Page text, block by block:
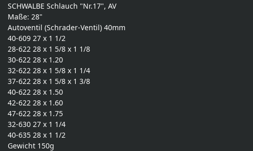
SCHWALBE Schlauch "Nr.17", AV
Maße: 28"
Autoventil (Schrader-Ventil) 40mm
40-609 27 x 1 1/2
28-622 28 x 1 5/8 x 1 1/8
30-622 28 x 1.20
32-622 28 x 1 5/8 x 1 1/4
37-622 28 x 1 5/8 x 1 3/8
40-622 28 x 1.50
42-622 28 x 1.60
47-622 28 x 1.75
32-630 27 x 1 1/4
40-635 28 x 1 1/2
Gewicht 150g